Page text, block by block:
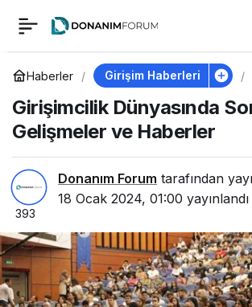
Haberler Girişim Haberleri
Girişimcilik Dünyasında
Gelişmeler ve Haberler
Donanım Forum tarafından
18 Ocak 2024, 01:00 yayınlandı
393
Girişimcilik
Dünyasında Son
Gelişmeler ve
Haberler